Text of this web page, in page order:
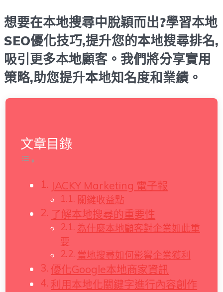
想要在本地搜尋中脫穎而出?學習本地
SEO優化技巧,提升您的本地搜尋排名,
吸引更多本地顧客。我們將分享實用
策略,助您提升本地知名度和業績。
文章目錄
JACKY Marketing 電子報
關鍵收益點
了解本地搜尋的重要性
為什麼本地顧客對企業如此重
要
當地搜尋如何影響企業獲利
優化Google本地商家資訊
利用本地化關鍵字進行內容創作